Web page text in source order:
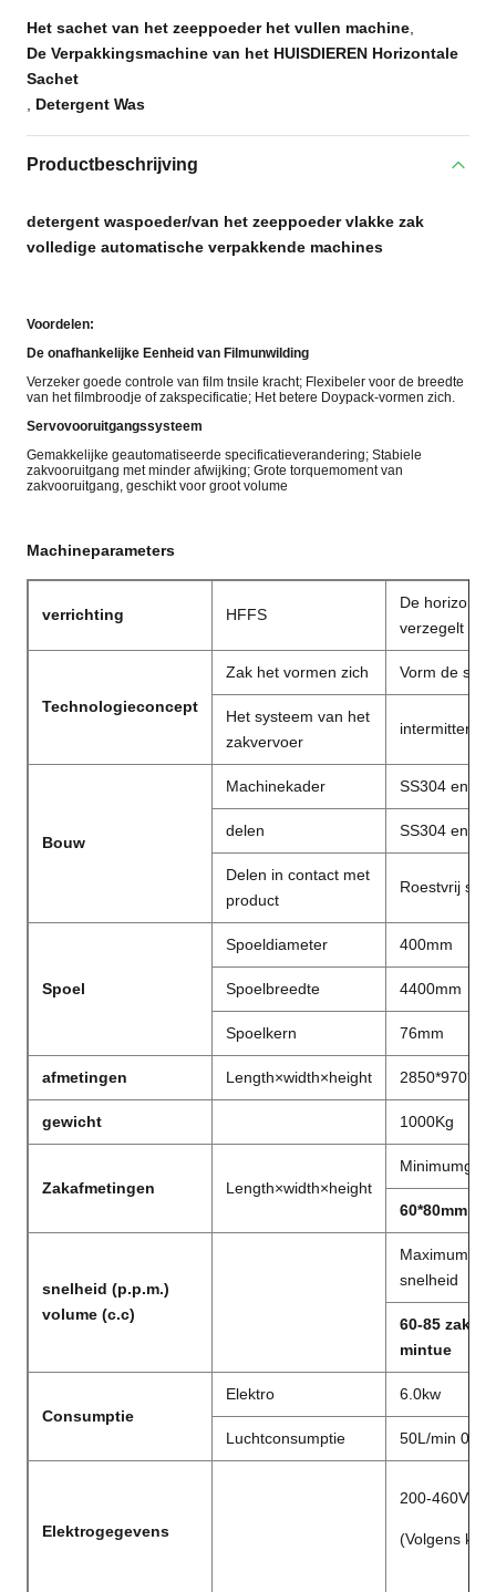
Het sachet van het zeeppoeder het vullen machine
De Verpakkingsmachine van het HUISDIEREN Horizontale
Sachet
Detergent Was
Productbeschrijving
detergent waspoeder/van het zeeppoeder vlakke zak
volledige automatische verpakkende machines
Voordelen:
De onafhankelijke Eenheid van Filmunwilding
Verzeker goede controle van film tnsile kracht; Flexibeler voor de breedte
van het filmbroodje of zakspecificatie; Het betere Doypack-vormen zich.
Servovooruitgangssysteem
Gemakkelijke geautomatiseerde specificatieverandering; Stabiele
zakvooruitgang met minder afwijking; Grote torquemoment van
zakvooruitgang, geschikt voor groot volume
Machineparameters
verrichting HFFS
De
verzegelt
Technologieconcept
Zak het vormen zich Vorm de
Het systeem van het
zakvervoer
intermitterend
Bouw
Machinekader SS304 en
delen SS304 en
Delen in contact met
product
Roestvrij
Spoel
Spoeldiameter 400mm
Spoelbreedte 4400mm
Spoelkern 76mm
afmetingen Length×width×height
gewicht 1000Kg
Zakafmetingen Length×width×height
60*80mm
snelheid (p.p.m.)
volume (c.c)
Maximum
snelheid
60-85 zak
mintue
Consumptie
Elektro 6.0kw
Luchtconsumptie 50L/min
Elektrogegevens
200-460V/
(Volgens